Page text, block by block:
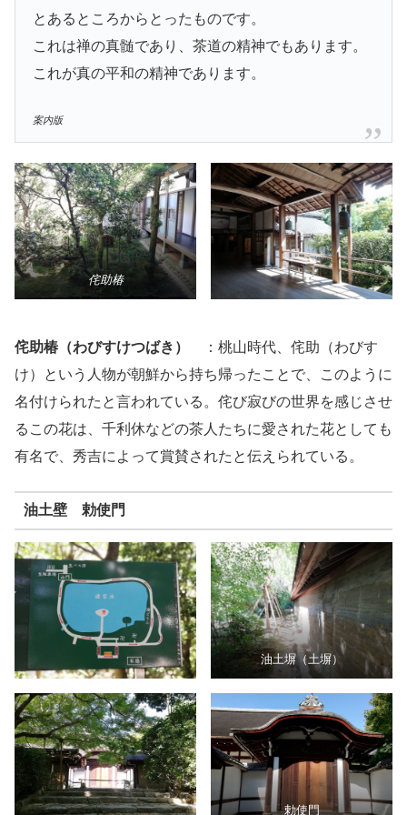
とあるところからとったものです。
これは禅の真髄であり、茶道の精神でもあります。
これが真の平和の精神であります。
案内版
侘助椿
侘助椿（わびすけつばき）
：桃山時代、侘助（わびす
け）という人物が朝鮮から持ち帰ったことで、このように
名付けられたと言われている。侘び寂びの世界を感じさせ
るこの花は、千利休などの茶人たちに愛された花としても
有名で、秀吉によって賞賛されたと伝えられている。
油土壁 勅使門
油土塀（土塀）
勅使門